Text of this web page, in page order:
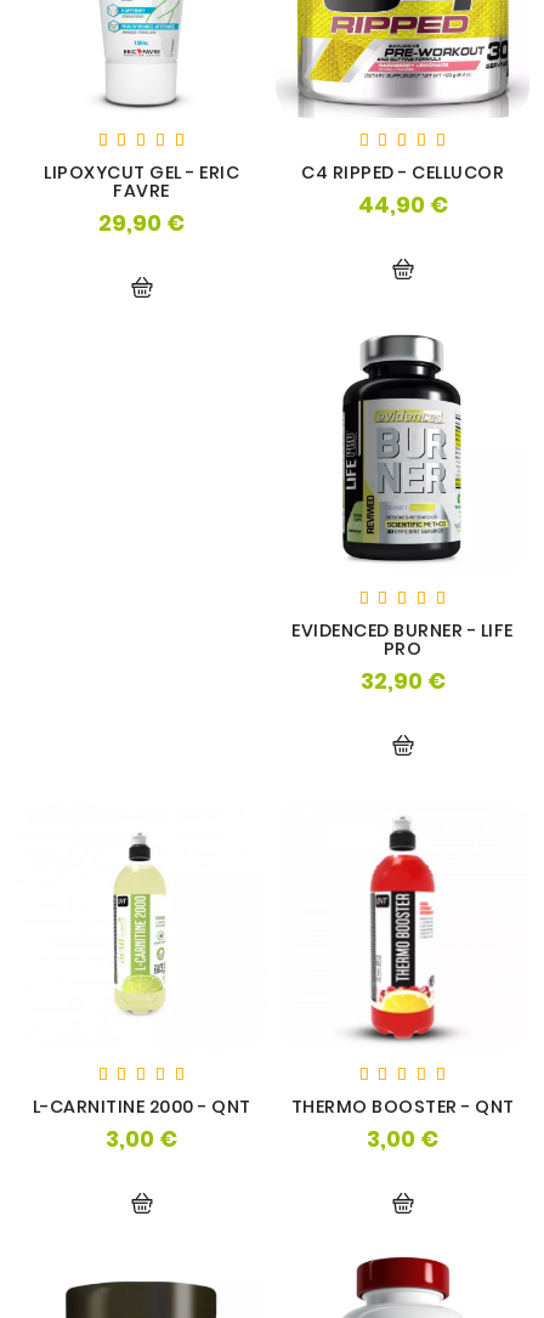
LIPOXYCUT GEL - ERIC
FAVRE
29,90 €Prix
C4 RIPPED - CELLUCOR
44,90 €Prix
EVIDENCED BURNER - LIFE
PRO
32,90 €Prix
L-CARNITINE 2000 - QNT
3,00 €Prix
THERMO BOOSTER - QNT
3,00 €Prix